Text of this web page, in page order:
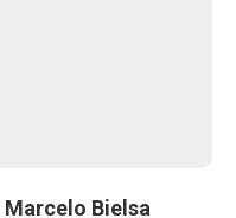
Marcelo Bielsa